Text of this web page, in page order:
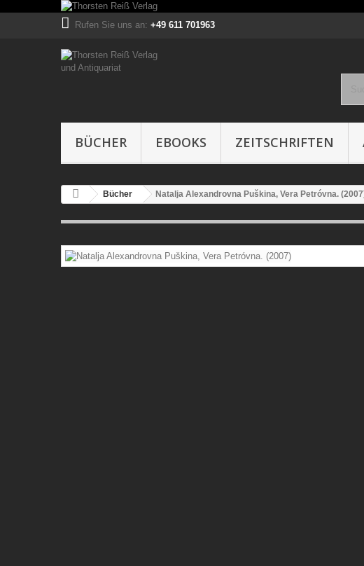
Rufen Sie uns an: +49 611 701963
BÜCHER EBOOKS ZEITSCHRIFTEN
Bücher Natalja Alexandrovna Puškina, Vera Petróvna.